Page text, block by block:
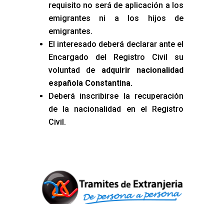
requisito no será de aplicación a los
emigrantes ni a los hijos de
emigrantes.
El interesado deberá declarar ante el
Encargado del Registro Civil su
voluntad de adquirir nacionalidad
española Constantina.
Deberá inscribirse la recuperación
de la nacionalidad en el Registro
Civil.